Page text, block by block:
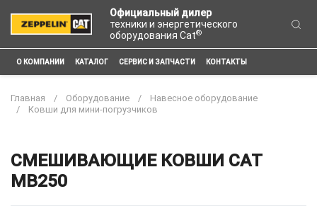
Официальный дилер
техники и энергетического
оборудования Cat®
О КОМПАНИИ КАТАЛОГ СЕРВИС И ЗАПЧАСТИ КОНТАКТЫ
Главная Оборудование
Навесное оборудование
Ковши для мини-погрузчиков
СМЕШИВАЮЩИЕ КОВШИ CAT
MB250